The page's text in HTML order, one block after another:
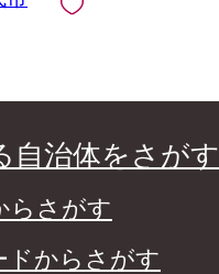
自治体をさがす
らさがす
ドからさがす